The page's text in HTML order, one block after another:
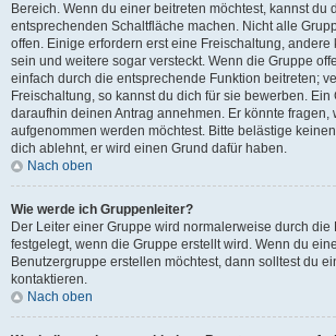
Bereich. Wenn du einer beitreten möchtest, kannst du
entsprechenden Schaltfläche machen. Nicht alle
offen. Einige erfordern erst eine Freischaltung, andere
sein und weitere sogar versteckt. Wenn die Gruppe
einfach durch die entsprechende Funktion beitreten;
Freischaltung, so kannst du dich für sie bewerben.
daraufhin deinen Antrag annehmen. Er könnte fragen,
aufgenommen werden möchtest. Bitte belästige
dich ablehnt, er wird einen Grund dafür haben.
Nach oben
Wie werde ich Gruppenleiter?
Der Leiter einer Gruppe wird normalerweise durch die
festgelegt, wenn die Gruppe erstellt wird. Wenn du
Benutzergruppe erstellen möchtest, dann solltest du
kontaktieren.
Nach oben